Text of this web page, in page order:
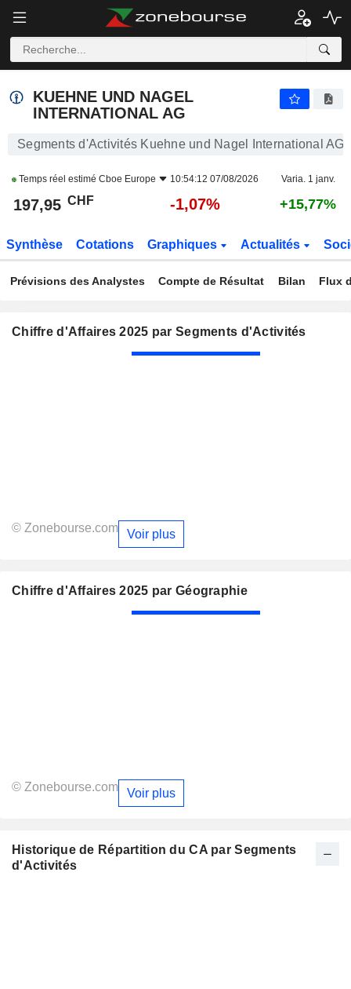
KUEHNE UND NAGEL
INTERNATIONAL AG
Segments d'Activités Kuehne und Nagel International AG
Temps réel estimé Cboe Europe 10:54:12 07/08/2026 Varia. 1 janv.
197,95 CHF -1,07% +15,77%
Synthèse Cotations Graphiques Actualités
Prévisions des Analystes Compte de Résultat Bilan Flux
Chiffre d'Affaires 2025 par Segments d'Activités
© Zonebourse.com Voir plus
Chiffre d'Affaires 2025 par Géographie
© Zonebourse.com Voir plus
Historique de Répartition du CA par Segments
d'Activités